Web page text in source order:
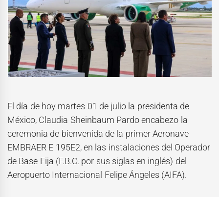
El día de hoy martes 01 de julio la presidenta de
México, Claudia Sheinbaum Pardo encabezo la
ceremonia de bienvenida de la primer Aeronave
EMBRAER E 195E2, en las instalaciones del Operador
de Base Fija (F.B.O. por sus siglas en inglés) del
Aeropuerto Internacional Felipe Ángeles (AIFA).